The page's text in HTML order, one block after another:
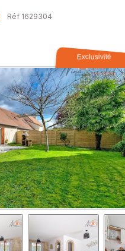
Réf 1629304
Exclusivité